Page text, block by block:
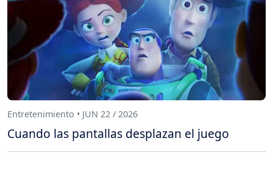
Entretenimiento • JUN 22 / 2026
Cuando las pantallas desplazan el juego